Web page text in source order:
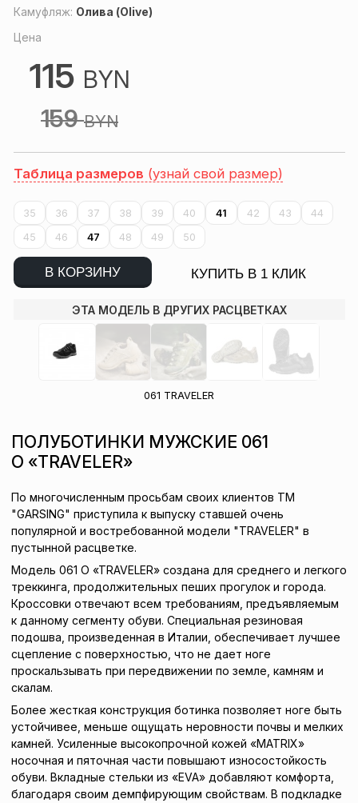
Камуфляж: Олива (Olive)
Цена
115 BYN
159BYN
Таблица размеров (узнай свой размер)
35 36 37 38 39 40 41 42 43
44
45
46 47 48 49 50
В КОРЗИНУ КУПИТЬ В 1 КЛИК
ЭТА МОДЕЛЬ В ДРУГИХ РАСЦВЕТКАХ
061 TRAVЕLER
ПОЛУБОТИНКИ МУЖСКИЕ 061
О «TRAVЕLER»
По многочисленным просьбам своих клиентов ТМ
"GARSING" приступила к выпуску ставшей очень
популярной и востребованной модели "ТRAVELER" в
пустынной расцветке.
Модель 061 О «ТRAVELER» создана для среднего и легкого
треккинга, продолжительных пеших прогулок и города.
Кроссовки отвечают всем требованиям, предъявляемым
к данному сегменту обуви. Специальная резиновая
подошва, произведенная в Италии, обеспечивает лучшее
сцепление с поверхностью, что не дает ноге
проскальзывать при передвижении по земле, камням и
скалам.
Более жесткая конструкция ботинка позволяет ноге быть
устойчивее, меньше ощущать неровности почвы и мелких
камней. Усиленные высокопрочной кожей «MATRIX»
носочная и пяточная части повышают износостойкость
обуви. Вкладные стельки из «EVA» добавляют комфорта,
благодаря своим демпфирующим свойствам. В подкладке